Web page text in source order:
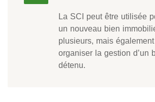
La SCI peut être utilisée
un nouveau bien
plusieurs, mais
organiser la gestion d’un
détenu.